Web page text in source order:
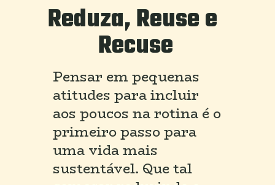
Reduza, Reuse e
Recuse
Pensar em pequenas
atitudes para incluir
aos poucos na rotina é o
primeiro passo para
uma vida mais
sustentável. Que tal